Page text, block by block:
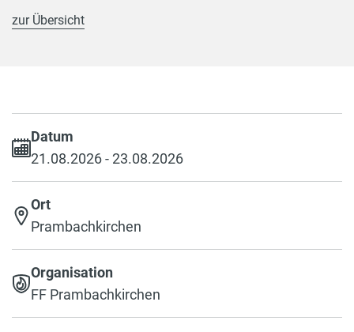
zur Übersicht
Datum
21.08.2026 - 23.08.2026
Ort
Prambachkirchen
Organisation
FF Prambachkirchen